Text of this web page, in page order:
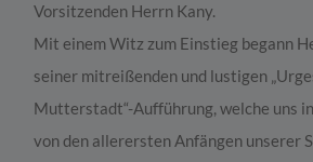
Vorsitzenden Herrn Kany.
Mit einem Witz zum Einstieg begann
seiner mitreißenden und lustigen
Mutterstadt“-Aufführung, welche uns
von den allerersten Anfängen unserer